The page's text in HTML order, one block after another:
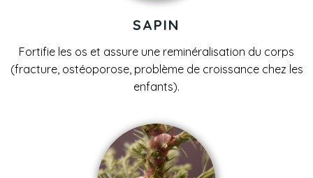
SAPIN
Fortifie les os et assure une reminéralisation du corps
(fracture, ostéoporose, problème de croissance chez les
enfants).